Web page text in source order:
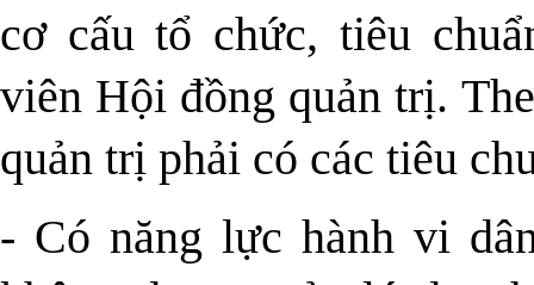
cơ cấu tổ chức, tiêu
viên Hội đồng quản trị.
quản trị phải có các tiêu
- Có năng lực hành vi